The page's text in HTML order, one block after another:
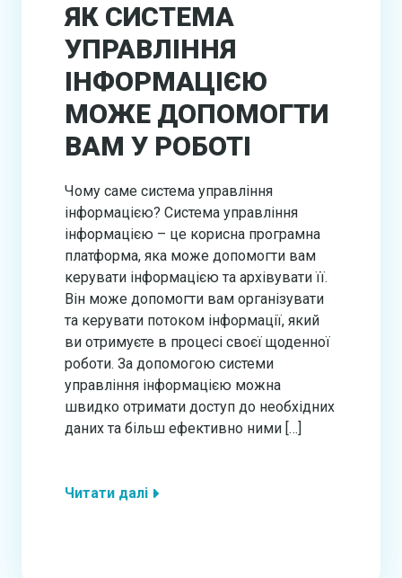
ЯК СИСТЕМА
УПРАВЛІННЯ
ІНФОРМАЦІЄЮ
МОЖЕ ДОПОМОГТИ
ВАМ У РОБОТІ
Чому саме система управління
інформацією? Система управління
інформацією – це корисна програмна
платформа, яка може допомогти вам
керувати інформацією та архівувати її.
Він може допомогти вам організувати
та керувати потоком інформації, який
ви отримуєте в процесі своєї щоденної
роботи. За допомогою системи
управління інформацією можна
швидко отримати доступ до необхідних
даних та більш ефективно ними […]
Читати далі